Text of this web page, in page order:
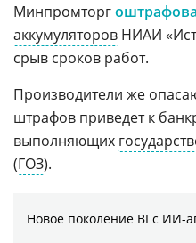
Минпромторг
аккумуляторов НИАИ
срыв сроков работ.
Производители же
штрафов приведет к
выполняющих
(ГОЗ).
Новое поколение BI с ИИ-